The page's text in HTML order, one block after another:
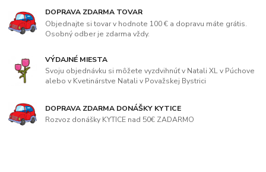
DOPRAVA ZDARMA TOVAR
Objednajte si tovar v hodnote 100 € a dopravu máte grátis.
Osobný odber je zdarma vždy.
VÝDAJNÉ MIESTA
Svoju objednávku si môžete vyzdvihnúť v Natali XL v Púchove
alebo v Kvetinárstve Natali v Považskej Bystrici
DOPRAVA ZDARMA DONÁŠKY KYTICE
Rozvoz donášky KYTICE nad 50€ ZADARMO